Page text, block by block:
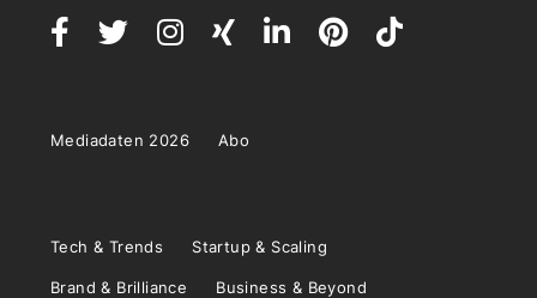
Mediadaten 2026 Abo
Tech & Trends Startup & Scaling
Brand & Brilliance Business & Beyond